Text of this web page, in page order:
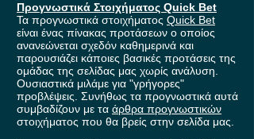
Προγνωστικά Στοιχήματος Quick Bet
Τα προγνωστικά στοιχήματος Quick Bet
είναι ένας πίνακας προτάσεων ο οποίος
ανανεώνεται σχεδόν καθημερινά και
παρουσιάζει κάποιες βασικές προτάσεις της
ομάδας της σελίδας μας χωρίς ανάλυση.
Ουσιαστικά μιλάμε για "γρήγορες"
προβλέψεις. Συνήθως τα προγνωστικά αυτά
συμβαδίζουν με τα άρθρα προγνωστικών
στοιχήματος που θα βρείς στην σελίδα μας.